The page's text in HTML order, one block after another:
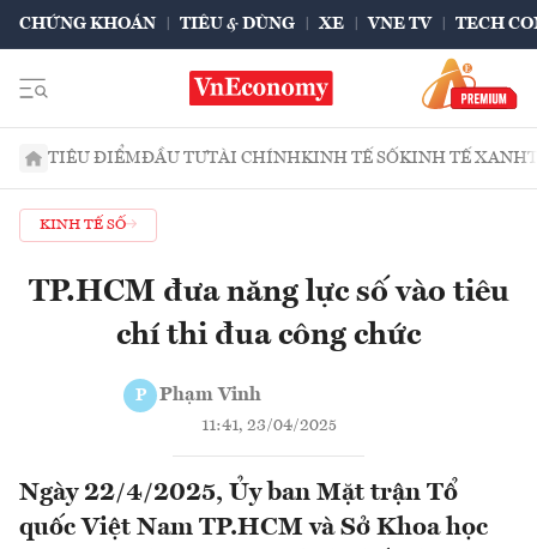
CHỨNG KHOÁN TIÊU & DÙNG XE VNE TV TECH
TIÊU ĐIỂMĐẦU TƯTÀI CHÍNHKINH TẾ SỐKINH TẾ XANH
KINH TẾ SỐ
TP.HCM đưa năng lực số vào tiêu
chí thi đua công chức
P Phạm Vinh
11:41, 23/04/2025
Ngày 22/4/2025, Ủy ban Mặt trận Tổ
quốc Việt Nam TP.HCM và Sở Khoa học